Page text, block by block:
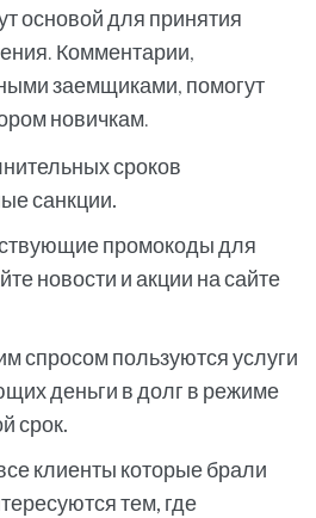
основой для принятия
Комментарии,
заемщиками, помогут
новичкам.
сроков
санкции.
промокоды для
новости и акции на сайте
спросом пользуются услуги
деньги в долг в режиме
срок.
клиенты которые брали
тем, где